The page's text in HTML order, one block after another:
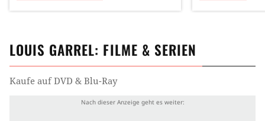
LOUIS GARREL: FILME & SERIEN
Kaufe auf DVD & Blu-Ray